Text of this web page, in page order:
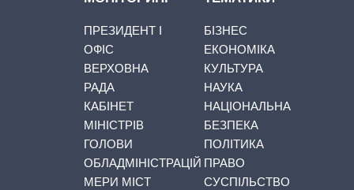
ПРЕЗИДЕНТ І
ОФІС
ВЕРХОВНА
РАДА
КАБІНЕТ
МІНІСТРІВ
ГОЛОВИ
ОБЛАДМІНІСТРАЦІЙ
МЕРИ МІСТ
БІЗНЕС
ЕКОНОМІКА
КУЛЬТУРА
НАУКА
НАЦІОНАЛЬНА
БЕЗПЕКА
ПОЛІТИКА
ПРАВО
СУСПІЛЬСТВО